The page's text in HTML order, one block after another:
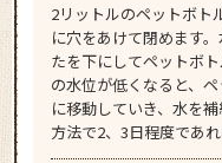
2リットルのペットボト
に穴をあけて閉めます
たを下にしてペットボ
の水位が低くなると、
に移動していき、水を
方法で2、3日程度であれ